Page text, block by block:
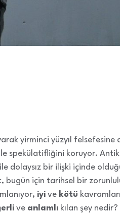
yirminci yüzyıl
spekülatifliğini koruyor. Antik
dolaysız bir ilişki içinde
bugün için tarihsel bir
iyi ve kötü
ve anlamlı kılan şey